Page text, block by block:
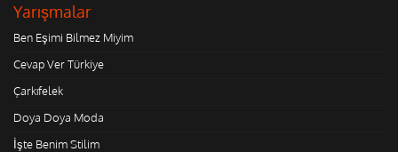
Yarışmalar
Ben Eşimi Bilmez Miyim
Cevap Ver Türkiye
Çarkıfelek
Doya Doya Moda
İşte Benim Stilim